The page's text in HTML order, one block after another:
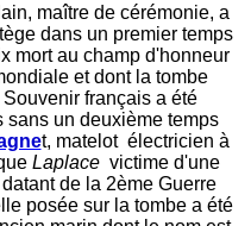
maître de cérémonie, a
dans un premier temps
mort au champ d'honneur
et dont la tombe
français a été
un deuxième temps
t, matelot électricien à
Laplace victime d'une
de la 2ème Guerre
posée sur la tombe a été